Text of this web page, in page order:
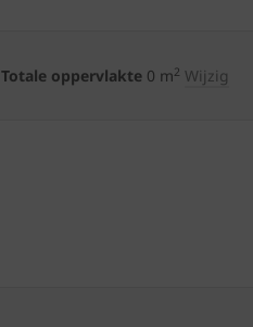
Totale oppervlakte 0 m2 Wijzig